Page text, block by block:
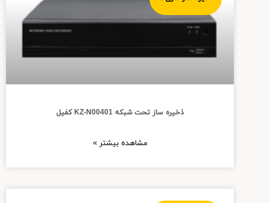
ذخیره ساز تحت شبکه KZ-N00401 کفیل
مشاهده بیشتر »